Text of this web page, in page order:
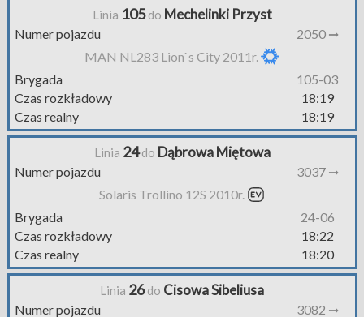
Linia 105do Mechelinki Przyst
Numer pojazdu
2050 ➞
MAN NL283 Lion`s City 2011r.
Brygada
105-03
Czas rozkładowy
18:19
Czas realny
18:19
Linia 24do Dąbrowa Miętowa
Numer pojazdu
3037 ➞
Solaris Trollino 12S 2010r.
Brygada
24-06
Czas rozkładowy
18:22
Czas realny
18:20
Linia 26do Cisowa Sibeliusa
Numer pojazdu 3082 ➞